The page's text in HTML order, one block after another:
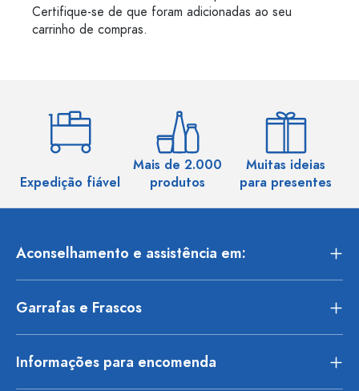
Certifique-se de que foram adicionadas ao seu
carrinho de compras.
Expedição fiável
Mais de 2.000
produtos
Muitas ideias
para presentes
Aconselhamento e assistência em:
Garrafas e Frascos
Informações para encomenda